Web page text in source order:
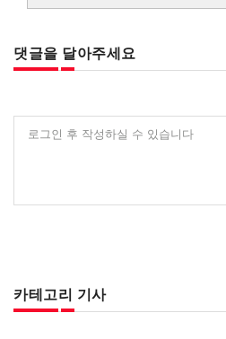
댓글을 달아주세요
로그인 후 작성하실 수 있습니다
카테고리 기사